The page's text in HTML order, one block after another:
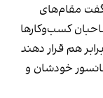
گفت مقام‌های
کسب‌وکارها
هم قرار دهند
خودشان و